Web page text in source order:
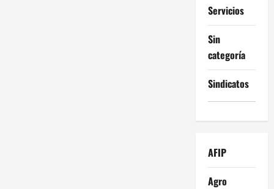
Servicios
Sin
categoría
Sindicatos
AFIP
Agro